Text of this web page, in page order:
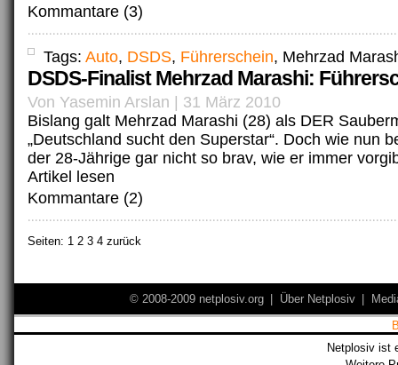
Kommantare (3)
Tags: Auto, DSDS, Führerschein, Mehrzad
DSDS-Finalist Mehrzad Marashi:
Von Yasemin Arslan | 31 März 2010
Bislang galt Mehrzad Marashi (28) als DER
„Deutschland sucht den Superstar“. Doch wie nun
der 28-Jährige gar nicht so brav, wie er immer
Artikel lesen
Kommantare (2)
Seiten: 1 2 3 4 zurück
© 2008-2009 netplosiv.org Über Netplosiv
Netplosiv ist